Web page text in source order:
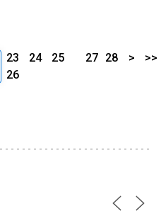
23 24
25
26
27 28 > >>